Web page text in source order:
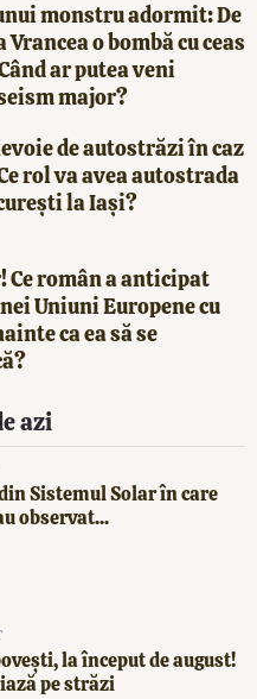
monstru adormit: De
Vrancea o bombă cu ceas
ar putea veni
major?
de autostrăzi în caz
rol va avea autostrada
la Iași?
Ce român a anticipat
Uniuni Europene cu
ca ea să se
azi
Sistemul Solar în care
observat...
la început de august!
pe străzi